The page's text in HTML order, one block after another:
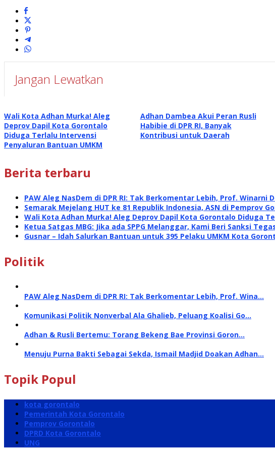
Jangan Lewatkan
Wali Kota Adhan Murka! Aleg
Deprov Dapil Kota Gorontalo
Diduga Terlalu Intervensi
Penyaluran Bantuan UMKM
Adhan Dambea Akui Peran Rusli
Habibie di DPR RI, Banyak
Kontribusi untuk Daerah
Berita terbaru
PAW Aleg NasDem di DPR RI: Tak Berkomentar Lebih, Prof. Winarni
Semarak Mejelang HUT ke 81 Republik Indonesia, ASN di Pemprov
Wali Kota Adhan Murka! Aleg Deprov Dapil Kota Gorontalo Diduga
Ketua Satgas MBG: Jika ada SPPG Melanggar, Kami Beri Sanksi
Gusnar – Idah Salurkan Bantuan untuk 395 Pelaku UMKM Kota
Politik
PAW Aleg NasDem di DPR RI: Tak Berkomentar Lebih, Prof. Wina…
Komunikasi Politik Nonverbal Ala Ghalieb, Peluang Koalisi Go…
Adhan & Rusli Bertemu: Torang Bekeng Bae Provinsi Goron…
Menuju Purna Bakti Sebagai Sekda, Ismail Madjid Doakan Adhan…
Topik Popul
kota gorontalo
Pemerintah Kota Gorontalo
Pemprov Gorontalo
DPRD Kota Gorontalo
UNG